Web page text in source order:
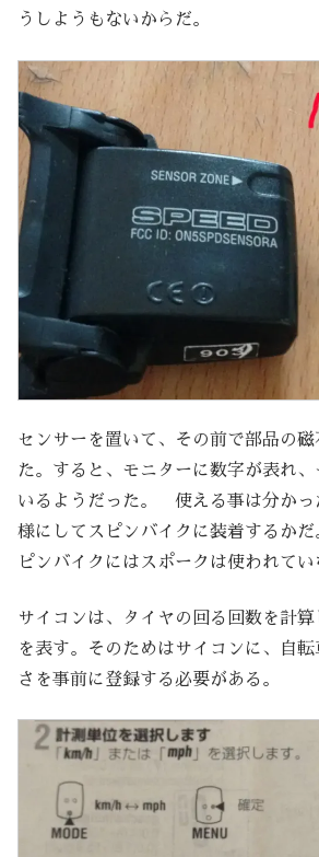
うしようもないからだ。
センサーを置いて、その前で部品の
た。すると、モニターに数字が表れ
いるようだった。 使える事は分かっ
様にしてスピンバイクに装着するか
ピンバイクにはスポークは使われてい
サイコンは、タイヤの回る回数を計
を表す。そのためはサイコンに、自
さを事前に登録する必要がある。